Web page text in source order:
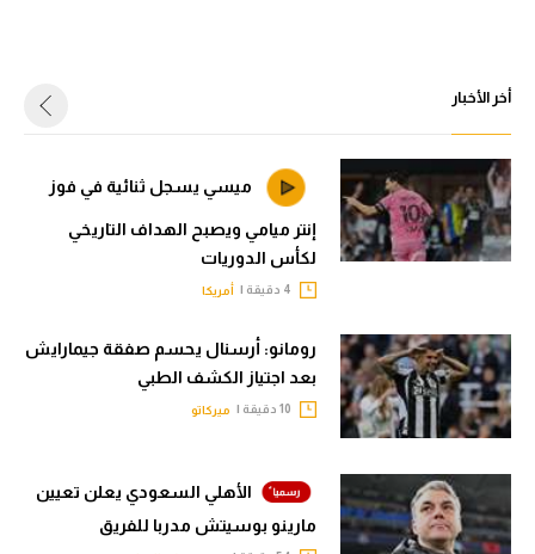
أخر الأخبار
ميسي يسجل ثنائية في فوز
إنتر ميامي ويصبح الهداف التاريخي
لكأس الدوريات
أمريكا
رومانو: أرسنال يحسم صفقة جيمارايش
بعد اجتياز الكشف الطبي
ميركاتو
الأهلي السعودي يعلن تعيين
مارينو بوسيتش مدربا للفريق